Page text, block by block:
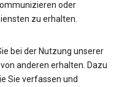
oder
zu erhalten.
bei der Nutzung unserer
anderen erhalten. Dazu
Sie verfassen und